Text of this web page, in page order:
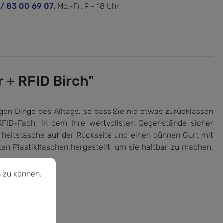
83 00 69 07. Mo.-Fr. 9 - 18 Uhr
RFID Birch"
Dinge des Alltags, so dass Sie nie etwas zurücklassen
Fach, in dem Ihre wertvollsten Gegenstände sicher
auf der Rückseite und einen dünnen Gurt mit
Plastikflaschen hergestellt, um sie haltbar zu machen.
Mehr Informationen ...
können.